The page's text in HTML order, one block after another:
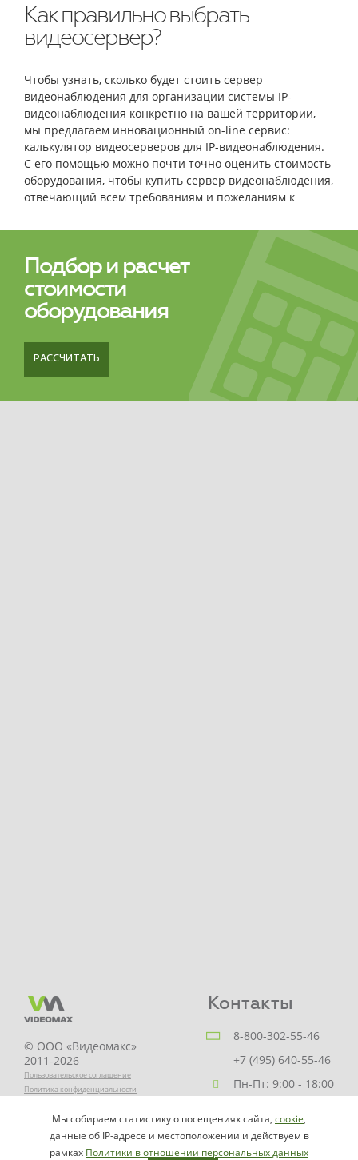
Как правильно выбрать
видеосервер?
Чтобы узнать, сколько будет стоить сервер
видеонаблюдения для организации системы IP-
видеонаблюдения конкретно на вашей территории,
мы предлагаем инновационный on-line сервис:
калькулятор видеосерверов для IP-видеонаблюдения.
С его помощью можно почти точно оценить стоимость
оборудования, чтобы купить сервер видеонаблюдения,
отвечающий всем требованиям и пожеланиям к
Подбор и расчет
стоимости
оборудования
РАССЧИТАТЬ
© ООО «Видеомакс»
2011-2026
Пользовательское соглашение
Политика конфиденциальности
НАПИСАТЬ
РУКОВОДИТЕЛЮ
Контакты
8-800-302-55-46
+7 (495) 640-55-46
Пн-Пт: 9:00 - 18:00
info@videomax.ru
Мы собираем статистику о посещениях сайта, cookie,
данные об IP-адресе и местоположении и действуем в
рамках Политики в отношении персональных данных